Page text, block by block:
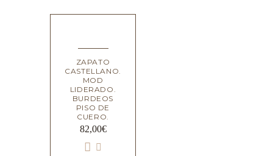
ZAPATO
CASTELLANO.
MOD
LIDERADO.
BURDEOS
PISO DE
CUERO.
82,00€